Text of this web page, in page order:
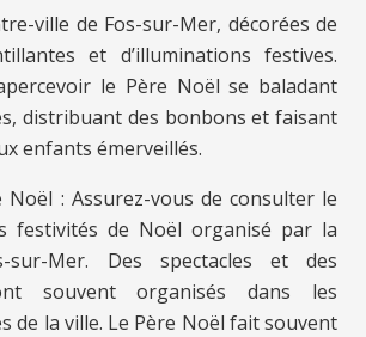
ville de Fos-sur-Mer, décorées de
et d’illuminations festives.
le Père Noël se baladant
distribuant des bonbons et faisant
enfants émerveillés.
Noël : Assurez-vous de consulter le
festivités de Noël organisé par la
sur-Mer. Des spectacles et des
souvent organisés dans les
de la ville. Le Père Noël fait souvent